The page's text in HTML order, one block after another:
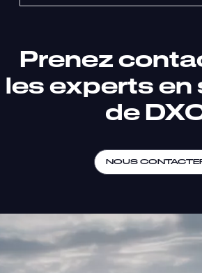
Prenez
les experts en
de
NOUS